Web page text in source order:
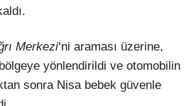
Instagram
Youtube
Merkezi‘ni araması üzerine,
yönlendirildi ve otomobilin
sonra Nisa bebek güvenle